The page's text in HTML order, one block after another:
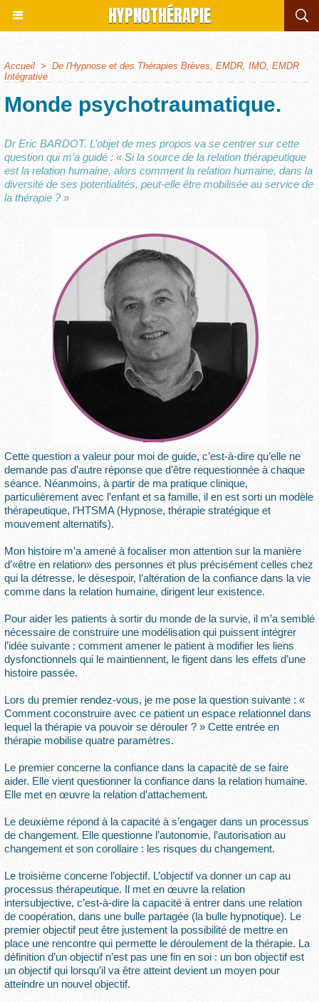
HYPNOTHÉRAPIE
Accueil > De l'Hypnose et des Thérapies Brèves, EMDR, IMO, EMDR
Intégrative
Monde psychotraumatique.
Dr Eric BARDOT. L’objet de mes propos va se centrer sur cette
question qui m’a guidé : « Si la source de la relation thérapeutique
est la relation humaine, alors comment la relation humaine, dans la
diversité de ses potentialités, peut-elle être mobilisée au service de
la thérapie ? »
Cette question a valeur pour moi de guide, c’est-à-dire qu’elle ne
demande pas d’autre réponse que d’être requestionnée à chaque
séance. Néanmoins, à partir de ma pratique clinique,
particulièrement avec l’enfant et sa famille, il en est sorti un modèle
thérapeutique, l’HTSMA (Hypnose, thérapie stratégique et
mouvement alternatifs).
Mon histoire m’a amené à focaliser mon attention sur la manière
d’«être en relation» des personnes et plus précisément celles chez
qui la détresse, le désespoir, l’altération de la confiance dans la vie
comme dans la relation humaine, dirigent leur existence.
Pour aider les patients à sortir du monde de la survie, il m’a semblé
nécessaire de construire une modélisation qui puissent intégrer
l’idée suivante : comment amener le patient à modifier les liens
dysfonctionnels qui le maintiennent, le figent dans les effets d’une
histoire passée.
Lors du premier rendez-vous, je me pose la question suivante : «
Comment coconstruire avec ce patient un espace relationnel dans
lequel la thérapie va pouvoir se dérouler ? » Cette entrée en
thérapie mobilise quatre paramètres.
Le premier concerne la confiance dans la capacité de se faire
aider. Elle vient questionner la confiance dans la relation humaine.
Elle met en œuvre la relation d’attachement.
Le deuxième répond à la capacité à s’engager dans un processus
de changement. Elle questionne l’autonomie, l’autorisation au
changement et son corollaire : les risques du changement.
Le troisième concerne l’objectif. L’objectif va donner un cap au
processus thérapeutique. Il met en œuvre la relation
intersubjective, c’est-à-dire la capacité à entrer dans une relation
de coopération, dans une bulle partagée (la bulle hypnotique). Le
premier objectif peut être justement la possibilité de mettre en
place une rencontre qui permette le déroulement de la thérapie. La
définition d’un objectif n’est pas une fin en soi : un bon objectif est
un objectif qui lorsqu’il va être atteint devient un moyen pour
atteindre un nouvel objectif.